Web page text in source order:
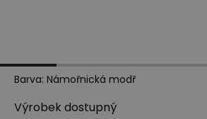
Barva: Námořnická modř
Výrobek dostupný